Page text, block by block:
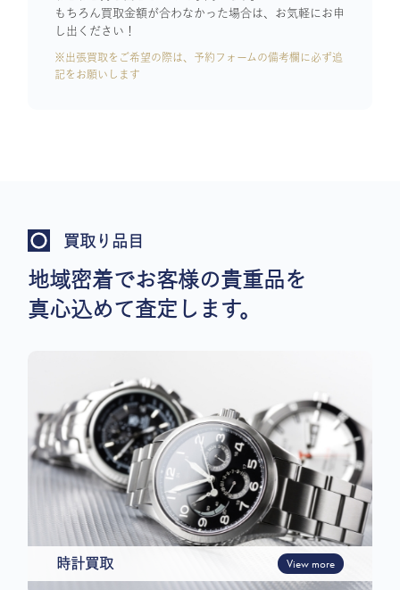
もちろん買取金額が合わなかった場合は、お気軽にお申
し出ください！
※出張買取をご希望の際は、予約フォームの備考欄に必ず追
記をお願いします
買取り品目
地域密着でお客様の貴重品を
真心込めて査定します。
時計買取 View more